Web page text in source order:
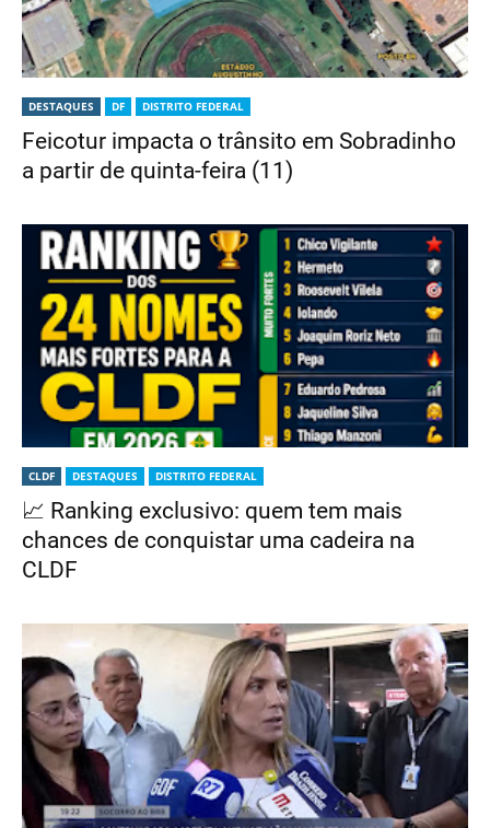
DESTAQUES DF DISTRITO FEDERAL
Feicotur impacta o trânsito em Sobradinho
a partir de quinta-feira (11)
CLDF DESTAQUES DISTRITO FEDERAL
📈 Ranking exclusivo: quem tem mais
chances de conquistar uma cadeira na
CLDF